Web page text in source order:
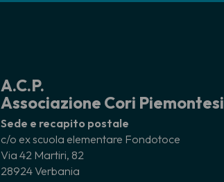
A.C.P.
Associazione Cori Piemontesi
Sede e recapito postale
c/o ex scuola elementare Fondotoce
Via 42 Martiri, 82
28924 Verbania